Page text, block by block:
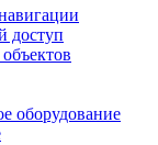
доступ
оборудование